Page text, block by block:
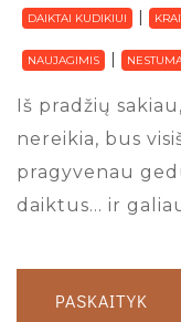
DAIKTAI KUDIKIUI
NAUJAGIMIS
Iš pradžių
nereikia, bus
pragyvenau
daiktus… ir
PASKAITYK